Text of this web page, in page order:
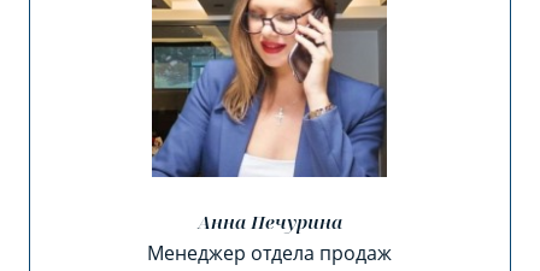
Анна Печурина
Менеджер отдела продаж